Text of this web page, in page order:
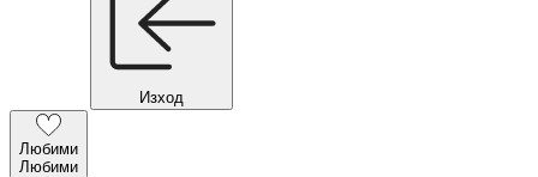
Изход
Любими
Любими